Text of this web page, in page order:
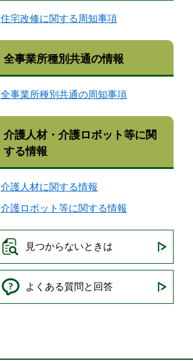
住宅改修に関する周知事項
全事業所種別共通の情報
全事業所種別共通の周知事項
介護人材・介護ロボット等に関
する情報
介護人材に関する情報
介護ロボット等に関する情報
見つからないときは
よくある質問と回答